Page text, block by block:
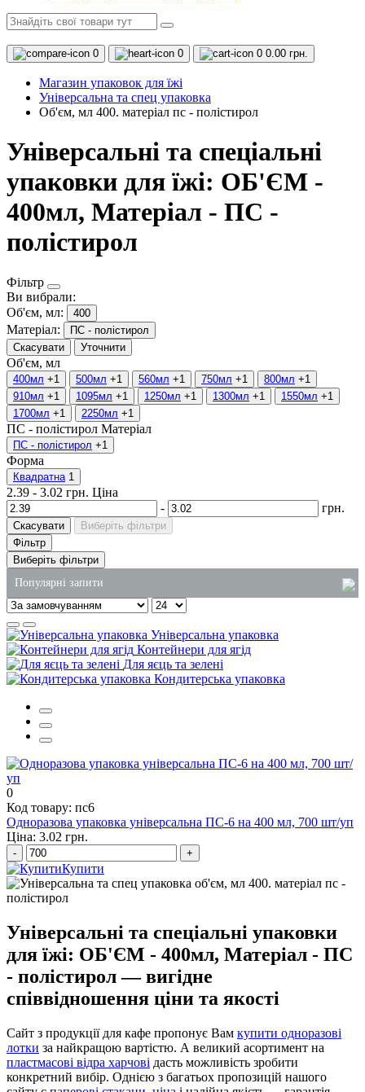
0 0 0 0.00 грн.
Магазин упаковок для їжі
Універсальна та спец упаковка
Об'єм, мл 400. матеріал пс - полістирол
Універсальні та спеціальні
упаковки для їжі: ОБ'ЄМ -
400мл, Матеріал - ПС -
полістирол
Фільтр
Ви вибрали:
Об'єм, мл:
400
Матеріал:
ПС - полістирол
Скасувати
Уточнити
Об'єм, мл
400мл +1 500мл +1 560мл +1 750мл +1 800мл +1
910мл +1 1095мл +1 1250мл +1 1300мл +1 1550мл +1
1700мл +1 2250мл +1
ПС - полістирол Матеріал
ПС - полістирол +1
Форма
Квадратна 1
2.39 - 3.02 грн. Ціна
-
грн.
Скасувати
Виберіть фільтри
Фільтр
Виберіть фільтри
Популярні запити
миючі засоби одеса
купити туалетний папір в києві
мило рідке 5 літрів купити
пакети паперові купити
коробочки під локшину
Універсальна упаковка
Контейнери для ягід
Для яєць та зелені
Кондитерська упаковка
0
Код товару: пс6
Одноразова упаковка універсальна ПС-6 на 400 мл, 700 шт/уп
Ціна: 3.02 грн.
- +
Купити
Універсальні та спеціальні упаковки
для їжі: ОБ'ЄМ - 400мл, Матеріал - ПС
- полістирол — вигідне
співвідношення ціни та якості
Сайт з продукції для кафе пропонує Вам купити одноразові
лотки за найкращою вартістю. А великий асортимент на
пластмасові відра харчові дасть можливість зробити
конкретний вибір. Однією з багатьох пропозицій нашого